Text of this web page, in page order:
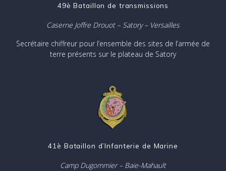
49è Bataillon de transmissions
Caserne Joffre Drouot – Satory – Versailles
Secrétaire chiffreur pour l’ensemble des sites de l’armée de
terre présents sur le plateau de Satory
41è Bataillon d’Infanterie de Marine
Camp Dugommier – Baie-Mahault